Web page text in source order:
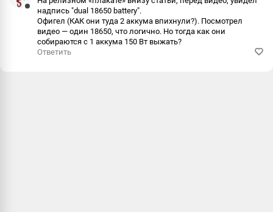
надпись "dual 18650 battery".
Офигел (КАК они туда 2 аккума впихнули?). Посмотрел
видео — один 18650, что логично. Но тогда как они
собираются с 1 аккума 150 Вт выжать?
Ответить